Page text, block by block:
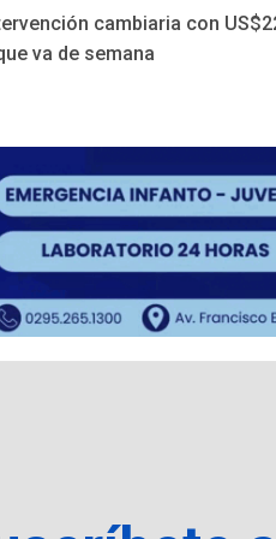
cambiaria con
va de semana